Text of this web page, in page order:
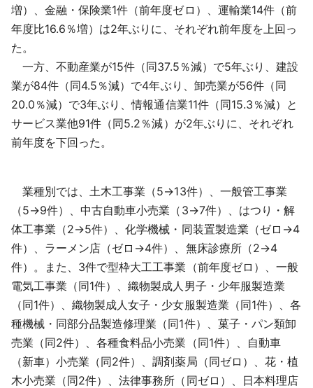
増）、金融・保険業1件（前年度ゼロ）、運輸業14件（前
年度比16.6％増）は2年ぶりに、それぞれ前年度を上回っ
た。
一方、不動産業が15件（同37.5％減）で5年ぶり、建設
業が84件（同4.5％減）で4年ぶり、卸売業が56件（同
20.0％減）で3年ぶり、情報通信業11件（同15.3％減）と
サービス業他91件（同5.2％減）が2年ぶりに、それぞれ
前年度を下回った。
業種別では、土木工事業（5→13件）、一般管工事業
（5→9件）、中古自動車小売業（3→7件）、はつり・解
体工事業（2→5件）、化学機械・同装置製造業（ゼロ→4
件）、ラーメン店（ゼロ→4件）、無床診療所（2→4
件）。また、3件で型枠大工工事業（前年度ゼロ）、一般
電気工事業（同1件）、織物製成人男子・少年服製造業
（同1件）、織物製成人女子・少女服製造業（同1件）、各
種機械・同部分品製造修理業（同1件）、菓子・パン類卸
売業（同2件）、各種食料品小売業（同1件）、自動車
（新車）小売業（同2件）、調剤薬局（同ゼロ）、花・植
木小売業（同2件）、法律事務所（同ゼロ）、日本料理店